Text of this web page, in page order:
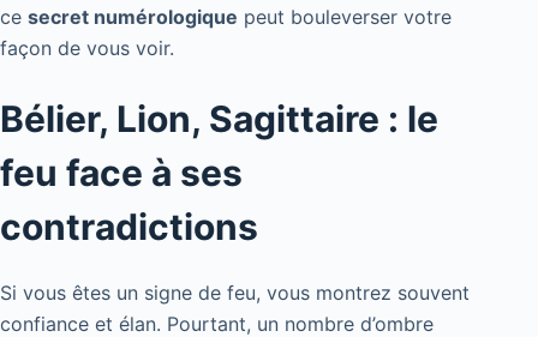
ce secret numérologique peut bouleverser votre
façon de vous voir.
Bélier, Lion, Sagittaire : le
feu face à ses
contradictions
Si vous êtes un signe de feu, vous montrez souvent
confiance et élan. Pourtant, un nombre d’ombre